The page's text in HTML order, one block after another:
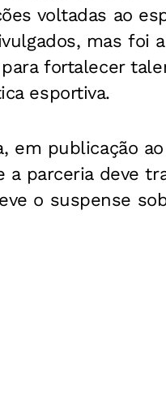
voltadas ao
mas foi
fortalecer
esportiva.
em publicação
a parceria deve
o suspense